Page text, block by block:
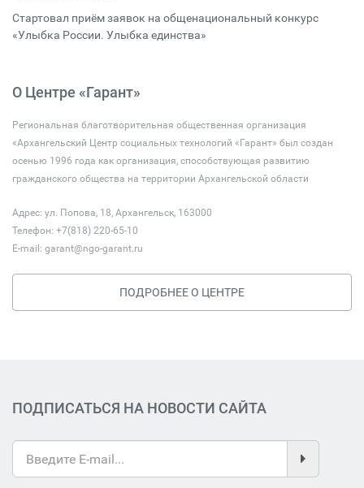
Стартовал приём заявок на общенациональный конкурс
«Улыбка России. Улыбка единства»
О Центре «Гарант»
Региональная благотворительная общественная организация
«Архангельский Центр социальных технологий «Гарант» был создан
осенью 1996 года как организация, способствующая развитию
гражданского общества на территории Архангельской области
Адрес: ул. Попова, 18, Архангельск, 163000
Телефон: +7(818) 220-65-10
E-mail: garant@ngo-garant.ru
ПОДРОБНЕЕ О ЦЕНТРЕ
ПОДПИСАТЬСЯ НА НОВОСТИ САЙТА